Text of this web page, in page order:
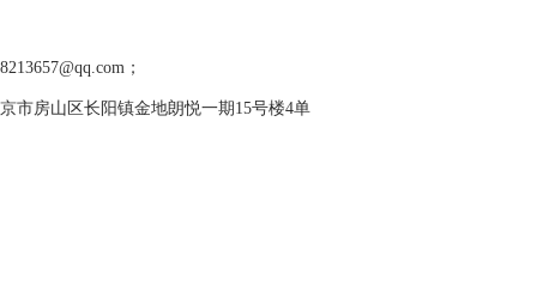
；
市房山区长阳镇金地朗悦一期15号楼4单